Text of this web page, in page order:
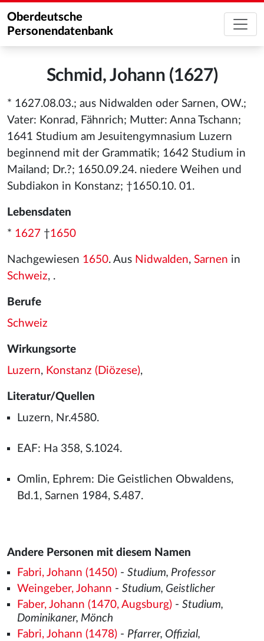
Oberdeutsche
Personendatenbank
Schmid, Johann (1627)
* 1627.08.03.; aus Nidwalden oder Sarnen, OW.;
Vater: Konrad, Fähnrich; Mutter: Anna Tschann;
1641 Studium am Jesuitengymnasium Luzern
beginnend mit der Grammatik; 1642 Studium in
Mailand; Dr.?; 1650.09.24. niedere Weihen und
Subdiakon in Konstanz; †1650.10. 01.
Lebensdaten
* 1627 †1650
Nachgewiesen 1650. Aus Nidwalden, Sarnen in
Schweiz, .
Berufe
Schweiz
Wirkungsorte
Luzern, Konstanz (Diözese),
Literatur/Quellen
Luzern, Nr.4580.
EAF: Ha 358, S.1024.
Omlin, Ephrem: Die Geistlichen Obwaldens,
Bd.1, Sarnen 1984, S.487.
Andere Personen mit diesem Namen
Fabri, Johann (1450)- Studium, Professor
Weingeber, Johann - Studium, Geistlicher
Faber, Johann (1470, Augsburg)- Studium,
Dominikaner, Mönch
Fabri, Johann (1478)- Pfarrer, Offizial,